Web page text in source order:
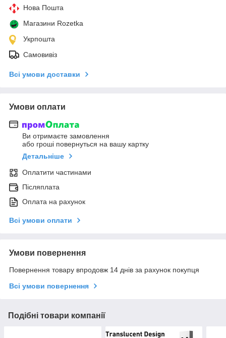
Нова Пошта
Магазини Rozetka
Укрпошта
Самовивіз
Всі умови доставки
Умови оплати
Ви отримаєте замовлення
або гроші повернуться на вашу картку
Детальніше
Оплатити частинами
Післяплата
Оплата на рахунок
Всі умови оплати
Умови повернення
Повернення товару впродовж 14 днів за рахунок покупця
Всі умови повернення
Подібні товари компанії